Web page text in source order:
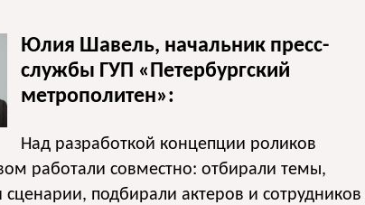
Юлия Шавель, начальник пресс-
службы ГУП «Петербургский
метрополитен»:
Над разработкой концепции роликов
работали совместно: отбирали темы,
сценарии, подбирали актеров и сотрудников